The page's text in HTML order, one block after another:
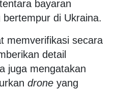
bayaran
di Ukraina.
memverifikasi secara
detail
juga mengatakan
drone yang